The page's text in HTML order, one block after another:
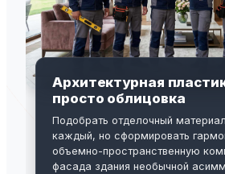
Архитектурная
просто облицовка
Подобрать отделочный
каждый, но сформировать
объемно-пространственную
фасада здания необычной